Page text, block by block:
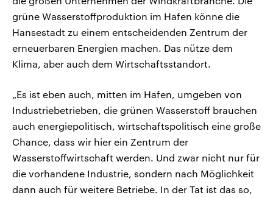
grüne Wasserstoffproduktion im Hafen könne die
Hansestadt zu einem entscheidenden Zentrum der
erneuerbaren Energien machen. Das nütze dem
Klima, aber auch dem Wirtschaftsstandort.
„Es ist eben auch, mitten im Hafen, umgeben von
Industriebetrieben, die grünen Wasserstoff brauchen
auch energiepolitisch, wirtschaftspolitisch eine große
Chance, dass wir hier ein Zentrum der
Wasserstoffwirtschaft werden. Und zwar nicht nur für
die vorhandene Industrie, sondern nach Möglichkeit
dann auch für weitere Betriebe. In der Tat ist das so,